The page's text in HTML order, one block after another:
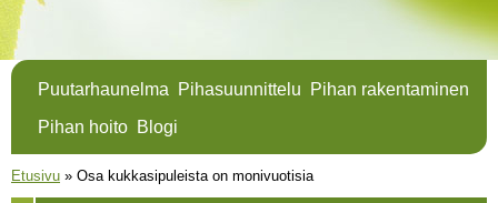
Puutarhaunelma Pihasuunnittelu
Pihan rakentaminen
Pihan hoito Blogi
Olet täällä
Etusivu » Osa kukkasipuleista on monivuotisia